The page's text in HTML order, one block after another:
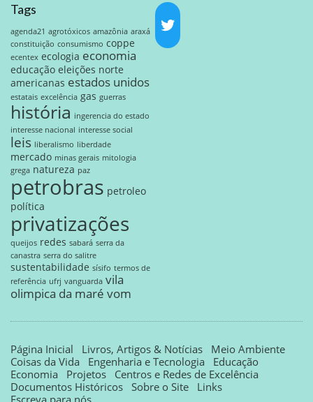
Tags
agenda21 agrotóxicos amazônia araxá
constituição consumismo coppe
ecentex ecologia economia
educação eleições norte
americanas estados unidos
estatais excelência gas guerras
história ingerencia do estado
interesse nacional interesse social
leis liberalismo liberdade
mercado minas gerais mitologia
grega natureza paz
petrobras petroleo
política
privatizações
queijos redes sabará serra da
canastra serra do salitre
sustentabilidade sísifo termos de
referência ufrj vanguarda vila
olimpica da maré vom
Página Inicial Livros, Artigos & Notícias
Meio Ambiente
Coisas da Vida
Engenharia e Tecnologia
Educação
Economia
Projetos
Centros e Redes de Excelência
Documentos Históricos Sobre o Site
Links
Escreva para nós